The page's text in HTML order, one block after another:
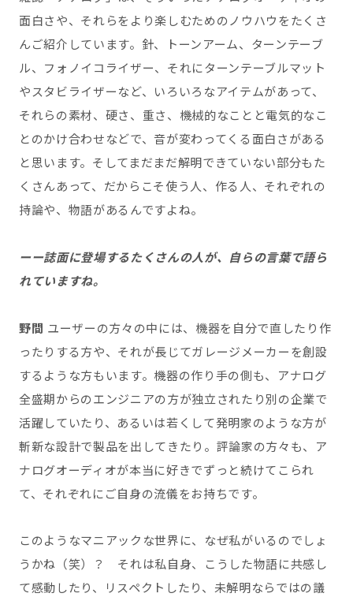
面白さや、それらをより楽しむためのノウハウをたくさ
んご紹介しています。針、トーンアーム、ターンテーブ
ル、フォノイコライザー、それにターンテーブルマット
やスタビライザーなど、いろいろなアイテムがあって、
それらの素材、硬さ、重さ、機械的なことと電気的なこ
とのかけ合わせなどで、音が変わってくる面白さがある
と思います。そしてまだまだ解明できていない部分もた
くさんあって、だからこそ使う人、作る人、それぞれの
持論や、物語があるんですよね。
ーー誌面に登場するたくさんの人が、自らの言葉で語ら
れていますね。
野間 ユーザーの方々の中には、機器を自分で直したり作
ったりする方や、それが長じてガレージメーカーを創設
するような方もいます。機器の作り手の側も、アナログ
全盛期からのエンジニアの方が独立されたり別の企業で
活躍していたり、あるいは若くして発明家のような方が
斬新な設計で製品を出してきたり。評論家の方々も、ア
ナログオーディオが本当に好きでずっと続けてこられ
て、それぞれにご自身の流儀をお持ちです。
このようなマニアックな世界に、なぜ私がいるのでしょ
うかね（笑）？ それは私自身、こうした物語に共感し
て感動したり、リスペクトしたり、未解明ならではの議